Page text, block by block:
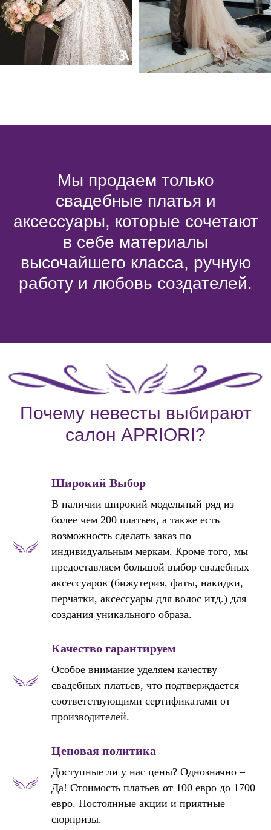
Мы продаем только
свадебные платья и
аксессуары, которые сочетают
в себе материалы
высочайшего класса, ручную
работу и любовь создателей.
Почему невесты выбирают
салон APRIORI?
Широкий Выбор
В наличии широкий модельный ряд из
более чем 200 платьев, а также есть
возможность сделать заказ по
индивидуальным меркам. Кроме того, мы
предоставляем большой выбор свадебных
аксессуаров (бижутерия, фаты, накидки,
перчатки, аксессуары для волос итд.) для
создания уникального образа.
Качество гарантируем
Особое внимание уделяем качеству
свадебных платьев, что подтверждается
соответствующими сертификатами от
производителей.
Ценовая политика
Доступные ли у нас цены? Однозначно –
Да! Стоимость платьев от 100 евро до 1700
евро. Постоянные акции и приятные
сюрпризы.